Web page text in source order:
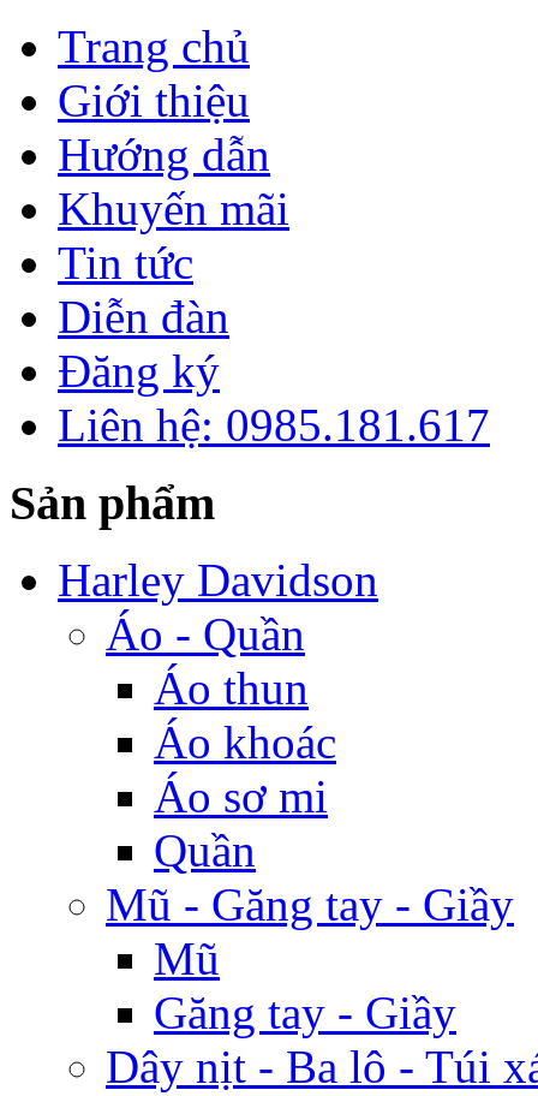
Trang chủ
Giới thiệu
Hướng dẫn
Khuyến mãi
Tin tức
Diễn đàn
Đăng ký
Liên hệ: 0985.181.617
Sản phẩm
Harley Davidson
Áo - Quần
Áo thun
Áo khoác
Áo sơ mi
Quần
Mũ - Găng tay - Giầy
Mũ
Găng tay - Giầy
Dây nịt - Ba lô - Túi